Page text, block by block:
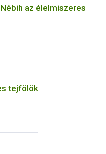
az élelmiszeres
tejfölök